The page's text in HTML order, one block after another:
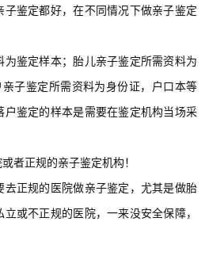
鉴定都好，在不同情况下做亲子鉴定
鉴定样本；胎儿亲子鉴定所需资料为
子鉴定所需资料为身份证，户口本等
鉴定的样本是需要在鉴定机构当场采
者正规的亲子鉴定机构！
去正规的医院做亲子鉴定，尤其是做胎
或不正规的医院，一来没安全保障，